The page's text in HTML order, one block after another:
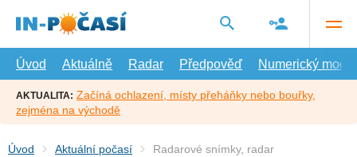
hlavní
Úvod
Aktuálně Radar Předpověď Numerický model
AKTUALITA: Začíná ochlazení, místy přeháňky nebo bouřky,
zejména na východě
Úvod Aktuální počasí Radarové snímky, radar